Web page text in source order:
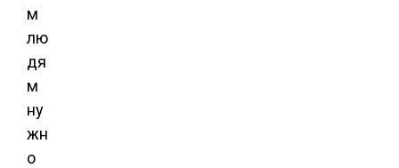
м
лю
дя
м
ну
жн
о